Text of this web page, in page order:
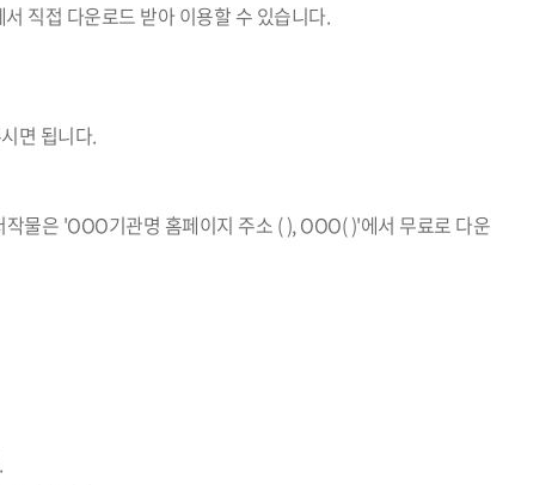
직접 다운로드 받아 이용할 수 있습니다.
면 됩니다.
물은 'OOO기관명 홈페이지 주소 ( ), OOO( )'에서 무료로 다운